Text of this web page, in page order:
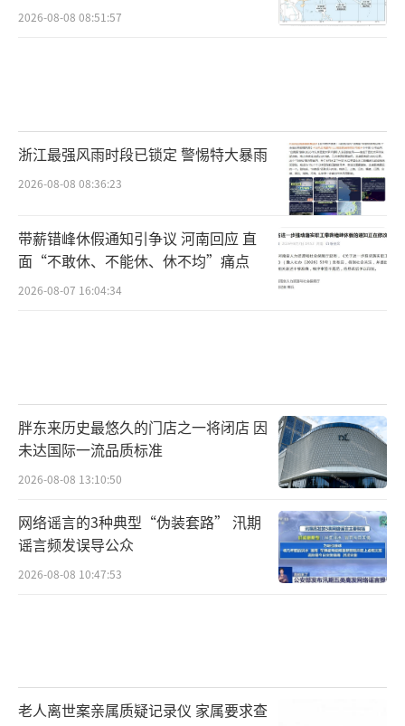
2026-08-08 08:51:57
浙江最强风雨时段已锁定 警惕特大暴雨
2026-08-08 08:36:23
带薪错峰休假通知引争议 河南回应 直
面“不敢休、不能休、休不均”痛点
2026-08-07 16:04:34
胖东来历史最悠久的门店之一将闭店 因
未达国际一流品质标准
2026-08-08 13:10:50
网络谣言的3种典型“伪装套路” 汛期
谣言频发误导公众
2026-08-08 10:47:53
老人离世案亲属质疑记录仪 家属要求查